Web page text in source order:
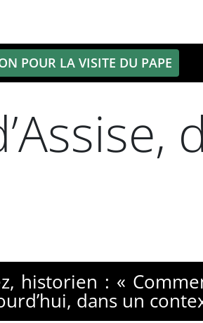
POUR LA VISITE DU PAPE
historien : «
dans un